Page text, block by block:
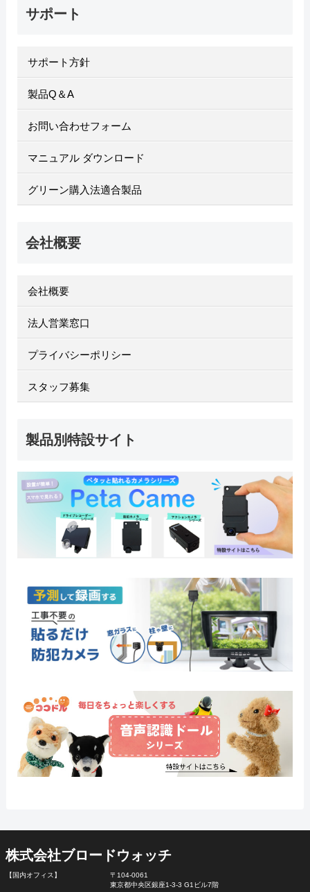
サポート
サポート方針
製品Q＆A
お問い合わせフォーム
マニュアル ダウンロード
グリーン購入法適合製品
会社概要
会社概要
法人営業窓口
プライバシーポリシー
スタッフ募集
製品別特設サイト
株式会社ブロードウォッチ
【国内オフィス】
〒104-0061
東京都中央区銀座1-3-3 G1ビル7階